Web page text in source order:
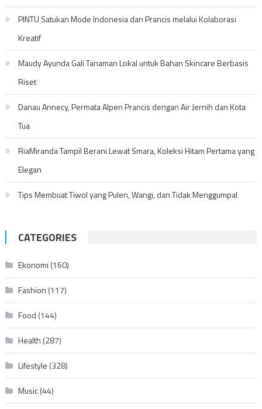
PINTU Satukan Mode Indonesia dan Prancis melalui Kolaborasi
Kreatif
Maudy Ayunda Gali Tanaman Lokal untuk Bahan Skincare Berbasis
Riset
Danau Annecy, Permata Alpen Prancis dengan Air Jernih dan Kota
Tua
RiaMiranda Tampil Berani Lewat Smara, Koleksi Hitam Pertama yang
Elegan
Tips Membuat Tiwol yang Pulen, Wangi, dan Tidak Menggumpal
CATEGORIES
Ekonomi (160)
Fashion (117)
Food (144)
Health (287)
Lifestyle (328)
Music(44)